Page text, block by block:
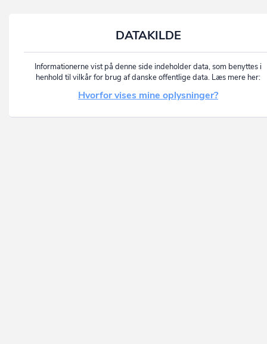
DATAKILDE
Informationerne vist på denne side indeholder data, som benyttes i
henhold til vilkår for brug af danske offentlige data. Læs mere her:
Hvorfor vises mine oplysninger?